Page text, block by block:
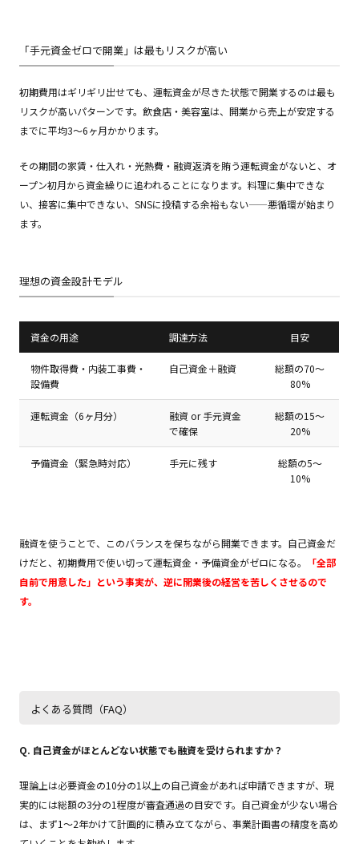
「手元資金ゼロで開業」は最もリスクが高い
初期費用はギリギリ出せても、運転資金が尽きた状態で開業するのは最も
リスクが高いパターンです。飲食店・美容室は、開業から売上が安定する
までに平均3〜6ヶ月かかります。
その期間の家賃・仕入れ・光熱費・融資返済を賄う運転資金がないと、オ
ープン初月から資金繰りに追われることになります。料理に集中できな
い、接客に集中できない、SNSに投稿する余裕もない——悪循環が始まり
ます。
理想の資金設計モデル
資金の用途 調達方法 目安
物件取得費・内装工事費・
設備費
自己資金＋融資
総額の70〜
80%
運転資金（6ヶ月分）
融資 or 手元資金
で確保
総額の15〜
20%
予備資金（緊急時対応） 手元に残す
総額の5〜
10%
融資を使うことで、このバランスを保ちながら開業できます。自己資金だ
けだと、初期費用で使い切って運転資金・予備資金がゼロになる。
「全部
自前で用意した」という事実が、逆に開業後の経営を苦しくさせるので
す。
よくある質問（FAQ）
Q. 自己資金がほとんどない状態でも融資を受けられますか？
理論上は必要資金の10分の1以上の自己資金があれば申請できますが、現
実的には総額の3分の1程度が審査通過の目安です。自己資金が少ない場合
は、まず1〜2年かけて計画的に積み立てながら、事業計画書の精度を高め